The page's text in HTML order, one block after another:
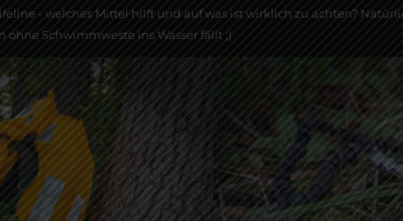
- welches Mittel hilft und auf was ist wirklich zu achten?
Schwimmweste ins Wasser fällt ;)